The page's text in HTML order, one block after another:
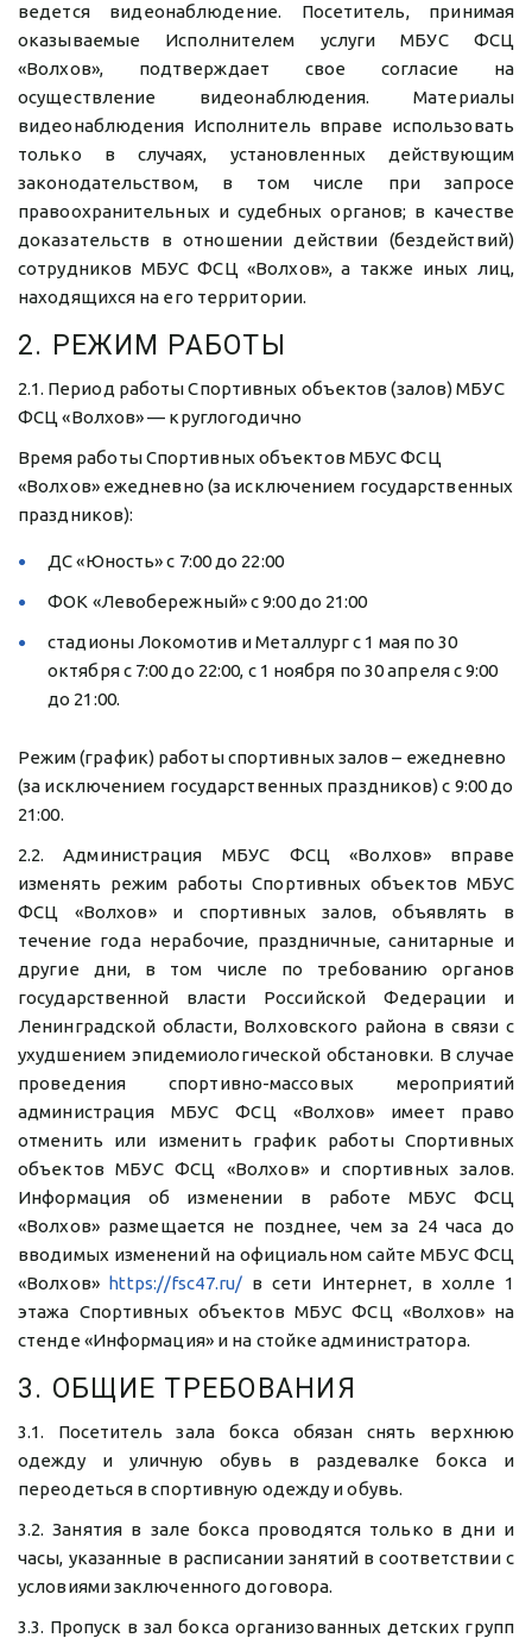
ведется видеонаблюдение. Посетитель, принимая
оказываемые Исполнителем услуги МБУС ФСЦ
«Волхов», подтверждает свое согласие на
осуществление видеонаблюдения. Материалы
видеонаблюдения Исполнитель вправе использовать
только в случаях, установленных действующим
законодательством, в том числе при запросе
правоохранительных и судебных органов; в качестве
доказательств в отношении действии (бездействий)
сотрудников МБУС ФСЦ «Волхов», а также иных лиц,
находящихся на его территории.
2. РЕЖИМ РАБОТЫ
2.1. Период работы Спортивных объектов (залов) МБУС
ФСЦ «Волхов» — круглогодично
Время работы Спортивных объектов МБУС ФСЦ
«Волхов» ежедневно (за исключением государственных
праздников):
ДС «Юность» с 7:00 до 22:00
ФОК «Левобережный» с 9:00 до 21:00
стадионы Локомотив и Металлург с 1 мая по 30
октября с 7:00 до 22:00, с 1 ноября по 30 апреля с 9:00
до 21:00.
Режим (график) работы спортивных залов – ежедневно
(за исключением государственных праздников) с 9:00 до
21:00.
2.2. Администрация МБУС ФСЦ «Волхов» вправе
изменять режим работы Спортивных объектов МБУС
ФСЦ «Волхов» и спортивных залов, объявлять в
течение года нерабочие, праздничные, санитарные и
другие дни, в том числе по требованию органов
государственной власти Российской Федерации и
Ленинградской области, Волховского района в связи с
ухудшением эпидемиологической обстановки. В случае
проведения спортивно-массовых мероприятий
администрация МБУС ФСЦ «Волхов» имеет право
отменить или изменить график работы Спортивных
объектов МБУС ФСЦ «Волхов» и спортивных залов.
Информация об изменении в работе МБУС ФСЦ
«Волхов» размещается не позднее, чем за 24 часа до
вводимых изменений на официальном сайте МБУС ФСЦ
«Волхов»https://fsc47.ru/в сети Интернет, в холле 1
этажа Спортивных объектов МБУС ФСЦ «Волхов» на
стенде «Информация» и на стойке администратора.
3. ОБЩИЕ ТРЕБОВАНИЯ
3.1. Посетитель зала бокса обязан снять верхнюю
одежду и уличную обувь в раздевалке бокса и
переодеться в спортивную одежду и обувь.
3.2. Занятия в зале бокса проводятся только в дни и
часы, указанные в расписании занятий в соответствии с
условиями заключенного договора.
3.3. Пропуск в зал бокса организованных детских групп